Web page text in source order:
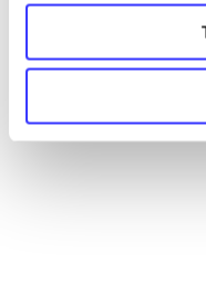
Artikler
Alle registrerede